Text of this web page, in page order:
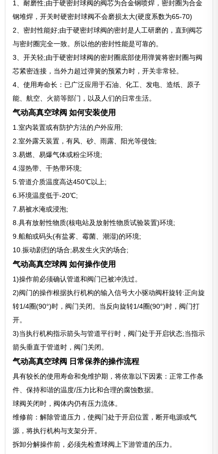
1、耐磨性;由于硬密封球阀的阀芯为合金钢喷焊，密封圈为合金
钢堆焊，开关时硬密封球阀不会磨损太大(硬度系数为65-70)
2、密封性能好;由于硬密封球阀的密封是人工研磨的，直到阀芯
与密封圈完全一致。所以他的密封性能是可靠的。
3、开关轻;由于硬密封球阀的密封圈底部使用弹簧将密封圈与阀
芯紧密连接，当外力超过弹簧的预紧力时，开关非常轻。
4、使用寿命长：已广泛应用于石油、化工、发电、造纸、原子
能、航空、火箭等部门，以及人们的日常生活。
气动高真空球阀 如何安装使用
1.室内装置或有防护方法的户外应用;
2.室外露天装置，有风、砂、雨露、阳光等侵蚀;
3.易燃、易爆气体或粉尘环境;
4.湿热带、干热带环境;
5.管道介质温度高达450℃以上;
6.环境温度低于-20℃;
7.易被水淹或浸泡;
8.具有放射性物质(核电站及放射性物质试验装置)环境;
9.船舶或码头(有盐雾、霉菌、潮湿)的环境;
10.振动剧烈的场合;易发生火灾的场合;
气动高真空球阀 如何操作使用
1)操作前必须确认管道和阀门已被冲洗过。
2)阀门的操作根据执行机构的输入信号大小驱动阀杆旋转:正向旋
转1/4圈(90°)时，阀门关闭。当反向旋转1/4圈(90°)时，阀门打
开。
3)当执行机构指示箭头与管道平行时，阀门处于开启状态;当指示
箭头垂直于管道时，阀门关闭。
气动高真空球阀 日常保养的操作流程
具有较长的使用寿命和免维护期，将依靠以下因素：正常工作条
件、保持和谐的温度/压力比和合理的腐蚀数据。
球阀关闭时，阀体内仍有压力流体。
维修前：解除管道压力，使阀门处于开启位置，断开电源或气
源，将执行机构与支架分开。
拆卸分解操作前，必须先检查球阀上下游管道的压力。